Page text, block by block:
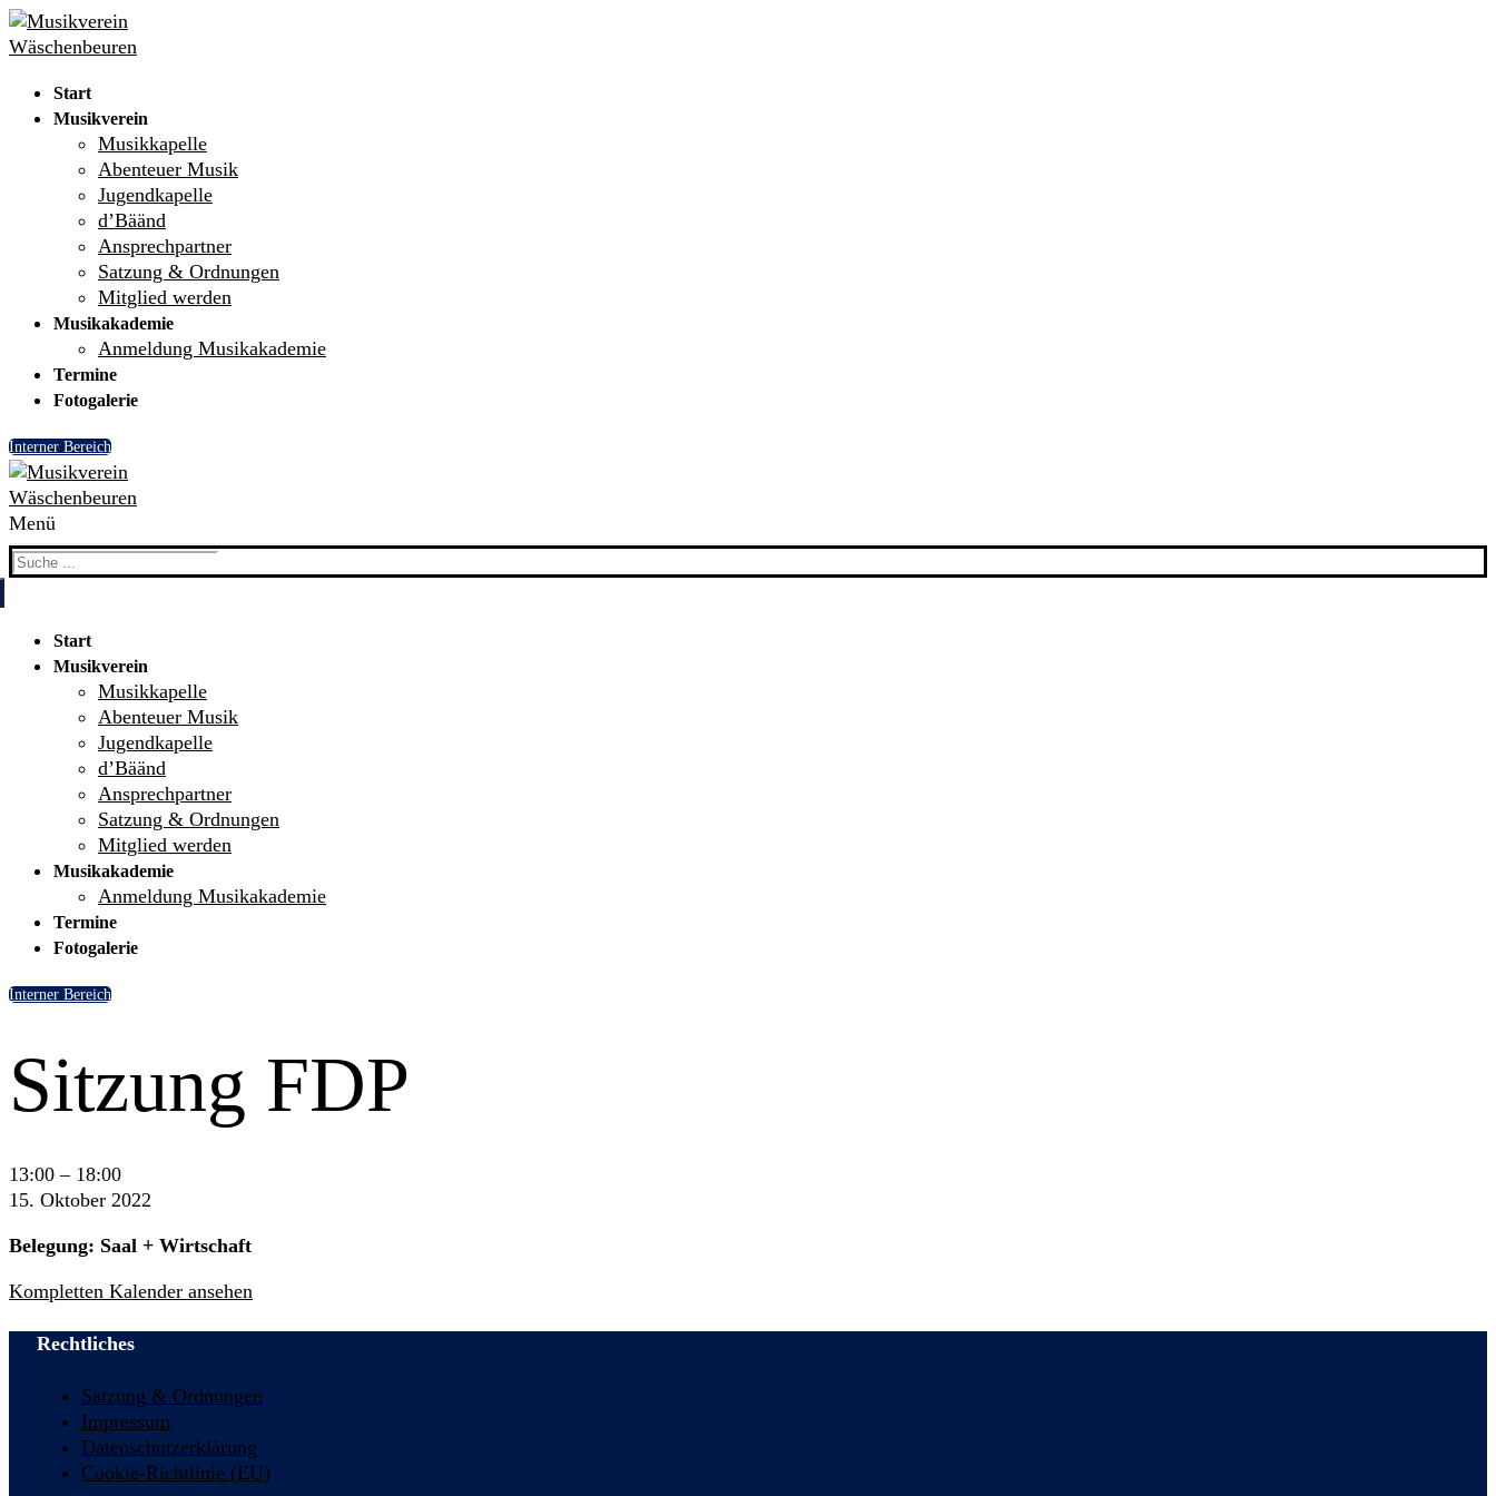
Skip
to
Menu
Close
Start
Musikverein
Musikkapelle
Abenteuer Musik
Jugendkapelle
d’Bäänd
Ansprechpartner
Satzung & Ordnungen
Mitglied werden
Musikakademie
Anmeldung Musikakademie
Termine
Fotogalerie
Interner Bereich
Menü
Search
Start
Musikverein
Musikkapelle
Abenteuer Musik
Jugendkapelle
d’Bäänd
Ansprechpartner
Satzung & Ordnungen
Mitglied werden
Musikakademie
Anmeldung Musikakademie
Termine
Fotogalerie
Interner Bereich
Sitzung FDP
Sitzung
FDP
13:00 – 18:00
15. Oktober 2022
Belegung: Saal + Wirtschaft
Kompletten Kalender ansehen
Rechtliches
Satzung & Ordnungen
Impressum
Datenschutzerklärung
Cookie-Richtlinie (EU)